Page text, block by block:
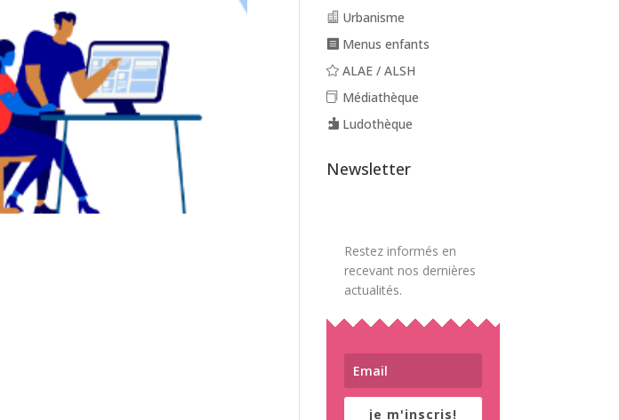
Urbanisme
Menus enfants
ALAE / ALSH
Médiathèque
Ludothèque
Newsletter
Restez informés en
recevant nos dernières
actualités.
je m'inscris!